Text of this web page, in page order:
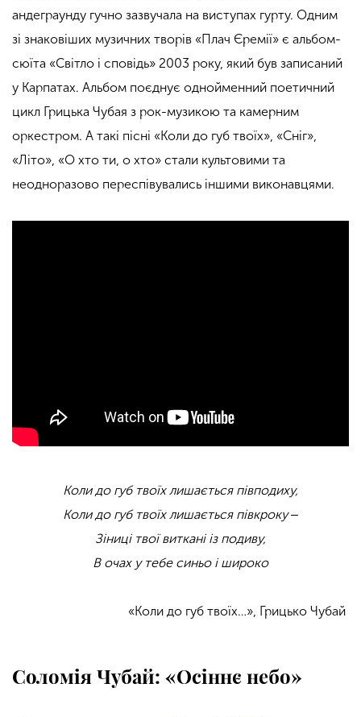
андеграунду гучно зазвучала на виступах гурту. Одним
зі знаковіших музичних творів «Плач Єремії» є альбом-
сюїта «Світло і сповідь» 2003 року, який був записаний
у Карпатах. Альбом поєднує однойменний поетичний
цикл Грицька Чубая з рок-музикою та камерним
оркестром. А такі пісні «Коли до губ твоїх», «Сніг»,
«Літо», «О хто ти, о хто» стали культовими та
неодноразово переспівувались іншими виконавцями.
Коли до губ твоїх лишається півподиху,
Коли до губ твоїх лишається півкроку ‒
Зіниці твої виткані із подиву,
В очах у тебе синьо і широко
«Коли до губ твоїх…», Грицько Чубай
Соломія Чубай: «Осіннє небо»